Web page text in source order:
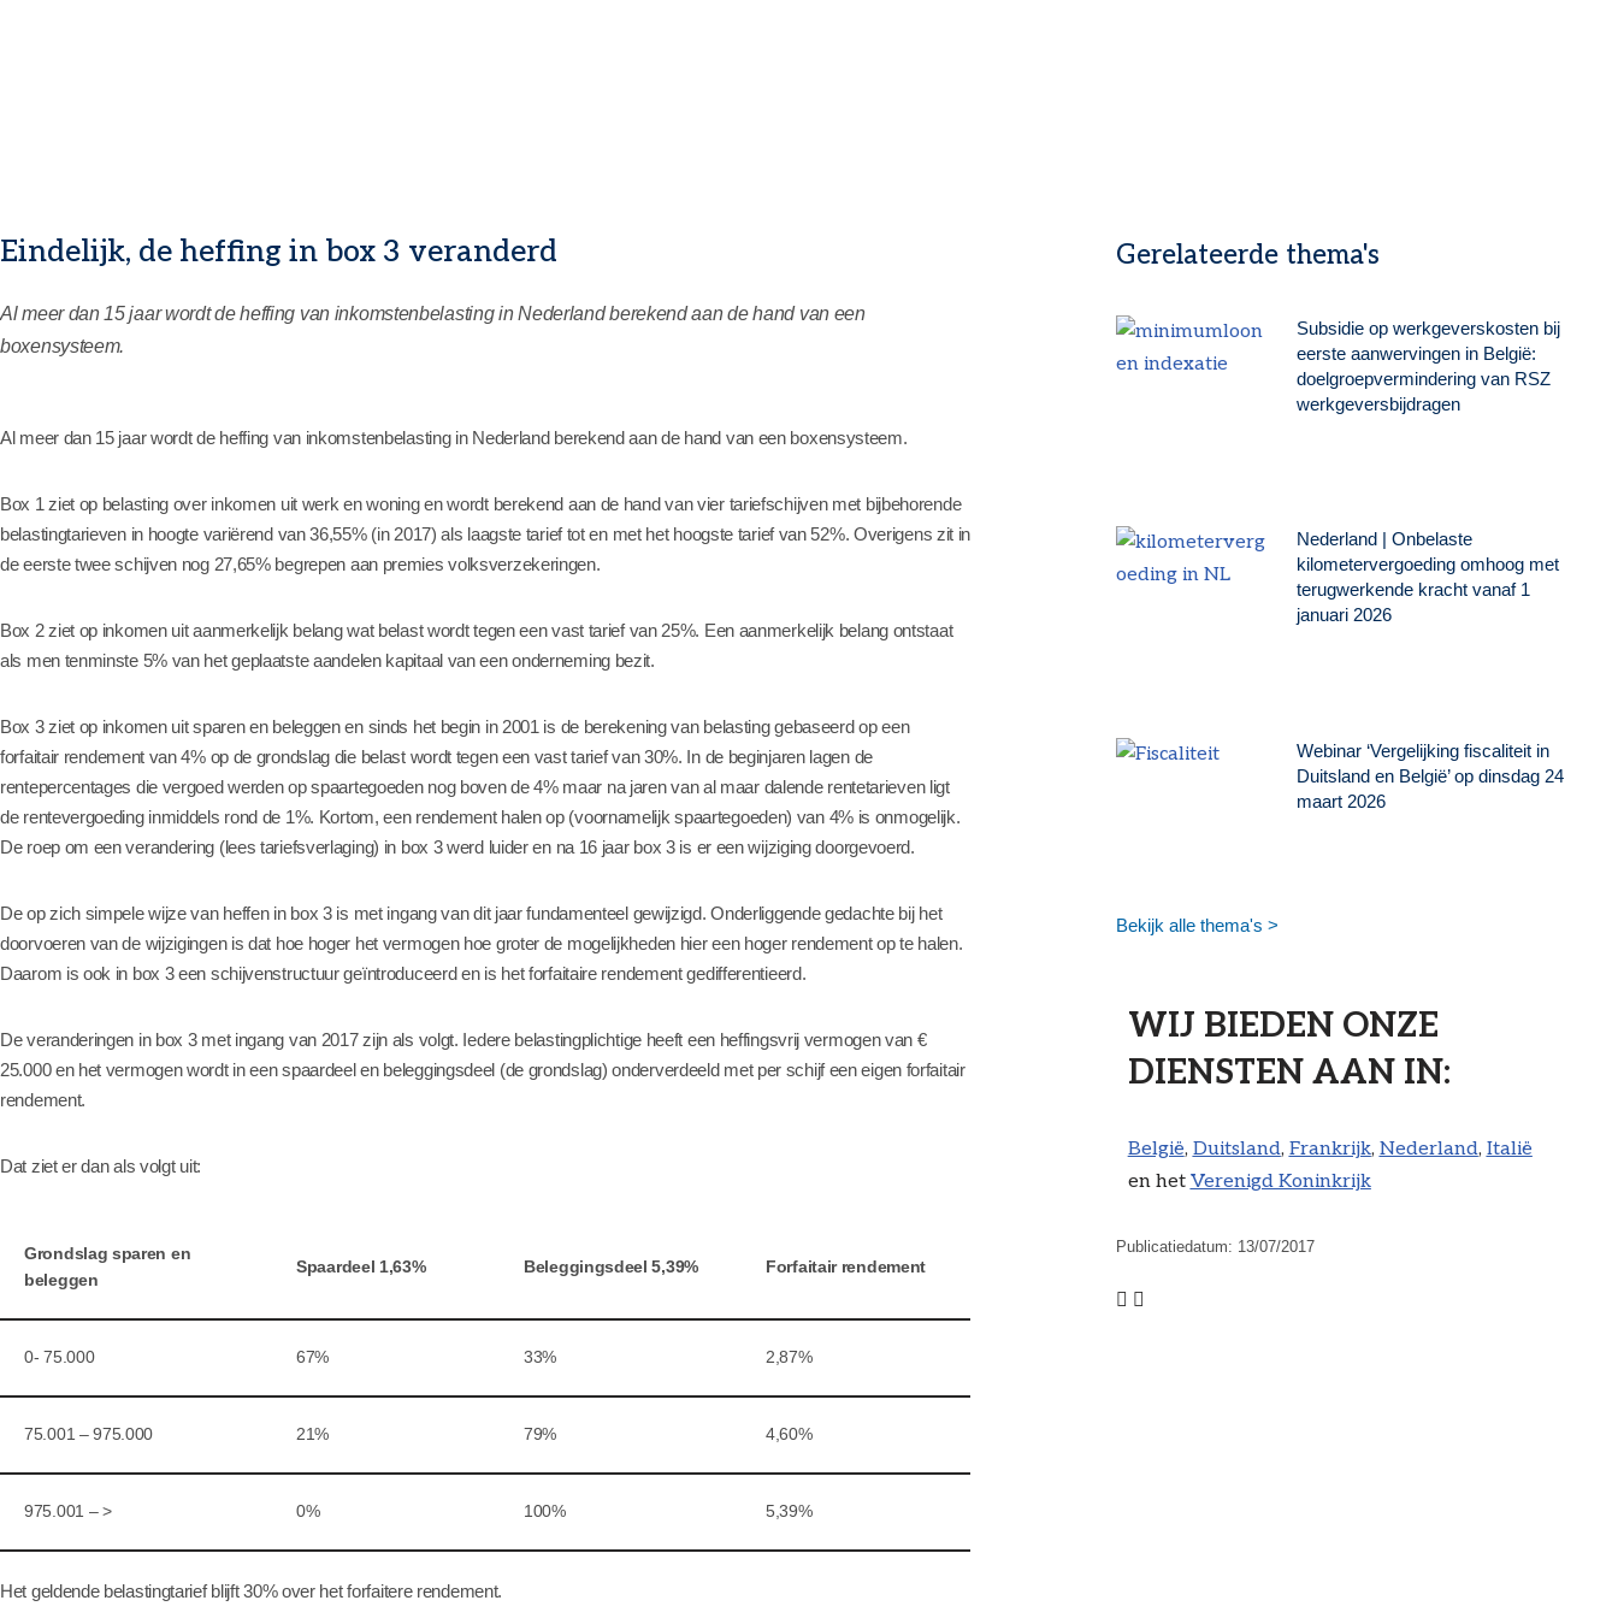
Eindelijk, de heffing in box 3 veranderd
Al meer dan 15 jaar wordt de heffing van inkomstenbelasting in Nederland berekend aan de hand van een
boxensysteem.
Al meer dan 15 jaar wordt de heffing van inkomstenbelasting in Nederland berekend aan de hand van een boxensysteem.
Box 1 ziet op belasting over inkomen uit werk en woning en wordt berekend aan de hand van vier tariefschijven met bijbehorende
belastingtarieven in hoogte variërend van 36,55% (in 2017) als laagste tarief tot en met het hoogste tarief van 52%. Overigens zit in
de eerste twee schijven nog 27,65% begrepen aan premies volksverzekeringen.
Box 2 ziet op inkomen uit aanmerkelijk belang wat belast wordt tegen een vast tarief van 25%. Een aanmerkelijk belang ontstaat
als men tenminste 5% van het geplaatste aandelen kapitaal van een onderneming bezit.
Box 3 ziet op inkomen uit sparen en beleggen en sinds het begin in 2001 is de berekening van belasting gebaseerd op een
forfaitair rendement van 4% op de grondslag die belast wordt tegen een vast tarief van 30%. In de beginjaren lagen de
rentepercentages die vergoed werden op spaartegoeden nog boven de 4% maar na jaren van al maar dalende rentetarieven ligt
de rentevergoeding inmiddels rond de 1%. Kortom, een rendement halen op (voornamelijk spaartegoeden) van 4% is onmogelijk.
De roep om een verandering (lees tariefsverlaging) in box 3 werd luider en na 16 jaar box 3 is er een wijziging doorgevoerd.
De op zich simpele wijze van heffen in box 3 is met ingang van dit jaar fundamenteel gewijzigd. Onderliggende gedachte bij het
doorvoeren van de wijzigingen is dat hoe hoger het vermogen hoe groter de mogelijkheden hier een hoger rendement op te halen.
Daarom is ook in box 3 een schijvenstructuur geïntroduceerd en is het forfaitaire rendement gedifferentieerd.
De veranderingen in box 3 met ingang van 2017 zijn als volgt. Iedere belastingplichtige heeft een heffingsvrij vermogen van €
25.000 en het vermogen wordt in een spaardeel en beleggingsdeel (de grondslag) onderverdeeld met per schijf een eigen forfaitair
rendement.
Dat ziet er dan als volgt uit:
Grondslag sparen en
beleggen
Spaardeel 1,63% Beleggingsdeel 5,39% Forfaitair rendement
0- 75.000 67% 33% 2,87%
75.001 – 975.000 21% 79% 4,60%
975.001 – > 0% 100% 5,39%
Het geldende belastingtarief blijft 30% over het forfaitere rendement.
Gerelateerde thema's
Subsidie op werkgeverskosten bij
eerste aanwervingen in België:
doelgroepvermindering van RSZ
werkgeversbijdragen
Nederland | Onbelaste
kilometervergoeding omhoog met
terugwerkende kracht vanaf 1
januari 2026
Webinar ‘Vergelijking fiscaliteit in
Duitsland en België’ op dinsdag 24
maart 2026
Bekijk alle thema's >
WIJ BIEDEN ONZE
DIENSTEN AAN IN: ​
België, Duitsland, Frankrijk, Nederland, Italië
en het Verenigd Koninkrijk
Publicatiedatum: 13/07/2017